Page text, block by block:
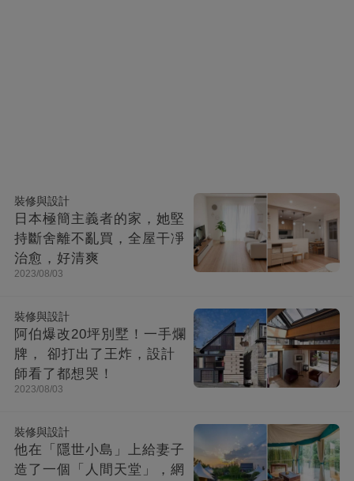
裝修與設計
日本極簡主義者的家，她堅
持斷舍離不亂買，全屋干凈
治愈，好清爽
2023/08/03
裝修與設計
阿伯爆改20坪別墅！一手爛
牌， 卻打出了王炸，設計
師看了都想哭！
2023/08/03
裝修與設計
他在「隱世小島」上給妻子
造了一個「人間天堂」，網